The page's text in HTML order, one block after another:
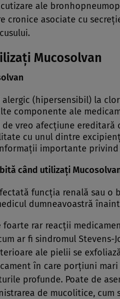
ale
cronice asociate cu
Mucosolvan
(hipersensibil) la
componente ale
vreo afecţiune ereditară
cu unul dintre
importante
când utilizaţi
funcţia renală sau o
dumneavoastră
rar reacţii
ar fi sindromul Stevens-
ale pielii se
în care porţiuni
profunde. Poate de
de mucolitice,